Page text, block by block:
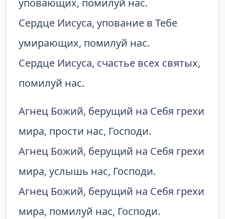
уповающих, помилуй нас.
Сердце Иисуса, упование в Тебе
умирающих, помилуй нас.
Сердце Иисуса, счастье всех святых,
помилуй нас.
Агнец Божий, берущий на Себя грехи
мира, прости нас, Господи.
Агнец Божий, берущий на Себя грехи
мира, услышь нас, Господи.
Агнец Божий, берущий на Себя грехи
мира, помилуй нас, Господи.